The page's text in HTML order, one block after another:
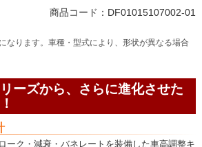
商品コード：DF01015107002-01
なります。車種・型式により、形状が異なる場合
ーズから、さらに進化させた
ーク・減衰・バネレートを装備した車高調整キ